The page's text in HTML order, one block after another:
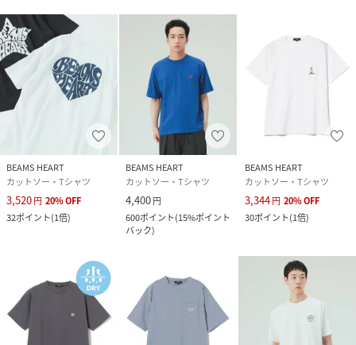
% リブ部分:コットン100
サイズ S、M、L、XL
RR8704_42
42-08-0115-639-01-16 RR8704
BEAMS HEART
カットソー・Tシャツ
3,520円 20%OFF
32ポイント(1倍)
BEAMS HEART
カットソー・Tシャツ
4,400円
600ポイント(15%ポイント
バック)
BEAMS HEART
カットソー・Tシャツ
3,344円 20%OFF
30ポイント(1倍)